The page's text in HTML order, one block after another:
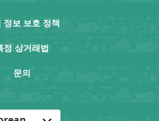
정보 보호 정책
정 상거래법
문의